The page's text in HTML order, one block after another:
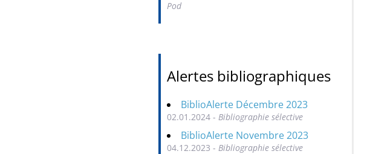
Pod
Alertes bibliographiques
BiblioAlerte Décembre 2023
02.01.2024 - Bibliographie sélective
BiblioAlerte Novembre 2023
04.12.2023 - Bibliographie sélective